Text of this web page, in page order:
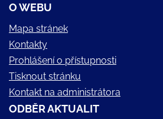
O WEBU
Mapa stránek
Kontakty
Prohlášení o přístupnosti
Tisknout stránku
Kontakt na administrátora
ODBĚR AKTUALIT